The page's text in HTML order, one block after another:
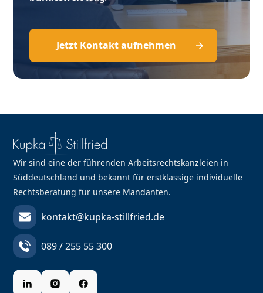
Jetzt Kontakt aufnehmen
Wir sind eine der führenden Arbeitsrechtskanzleien in
Süddeutschland und bekannt für erstklassige individuelle
Rechtsberatung für unsere Mandanten.
kontakt@kupka-stillfried.de
089 / 255 55 300